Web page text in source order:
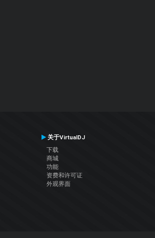
关于VirtualDJ
下载
商城
功能
资费和许可证
外观界面